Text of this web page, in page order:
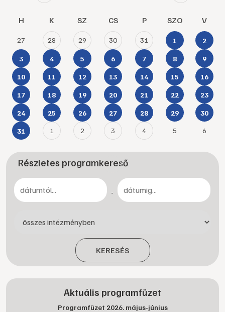
H K SZ CS P SZO V
27 28 29 30 31 1 2
3 4 5 6 7 8 9
10 11 12 13 14 15 16
17 18 19 20 21 22 23
24 25 26 27 28 29 30
31 1 2 3 4 5 6
Részletes programkereső
-
KERESÉS
Aktuális programfüzet
Programfüzet 2026. május-június